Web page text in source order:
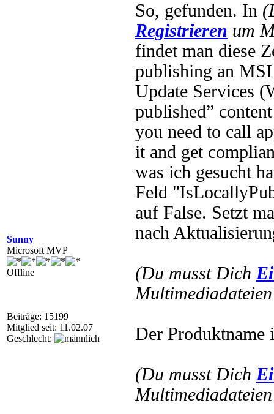
Sunny
Microsoft MVP
Offline
Beiträge: 15199
Mitglied seit: 11.02.07
Geschlecht:
So, gefunden. In
Registrieren um
findet man diese
publishing an
Update Services
published”
you need to call
it and get
was ich gesucht
Feld
auf False. Setzt
nach
(Du musst Dich
Der Produktname
(Du musst Dich